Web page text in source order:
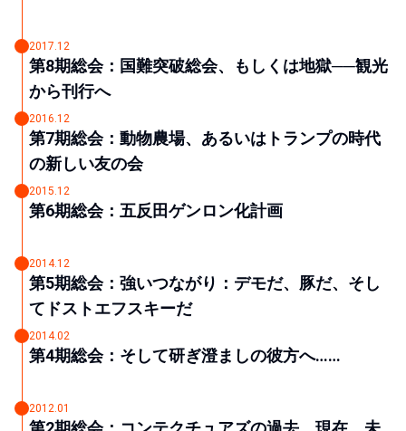
2017.12
第8期総会：国難突破総会、もしくは地獄──観光
から刊行へ
2016.12
第7期総会：動物農場、あるいはトランプの時代
の新しい友の会
2015.12
第6期総会：五反田ゲンロン化計画
2014.12
第5期総会：強いつながり：デモだ、豚だ、そし
てドストエフスキーだ
2014.02
第4期総会：そして研ぎ澄ましの彼方へ……
2012.01